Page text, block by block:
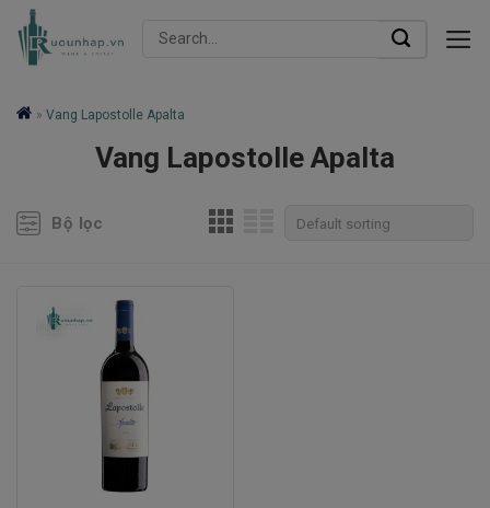
Skip
Search
» Vang Lapostolle Apalta
Vang Lapostolle Apalta
Bộ lọc